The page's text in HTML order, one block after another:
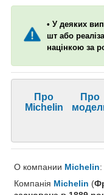
• У деяких
шт або
націнкою за
Про
Michelin
Про
О компании Michelin:
Компанія Michelin (